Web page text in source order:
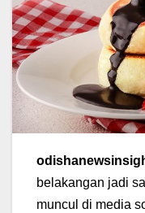
belakangan jadi
muncul di media